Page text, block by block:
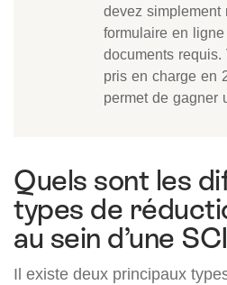
devez simplement
formulaire en
documents
pris en charge en
permet de gagner
Quels sont les
types de
au sein d’une
Il existe deux principaux